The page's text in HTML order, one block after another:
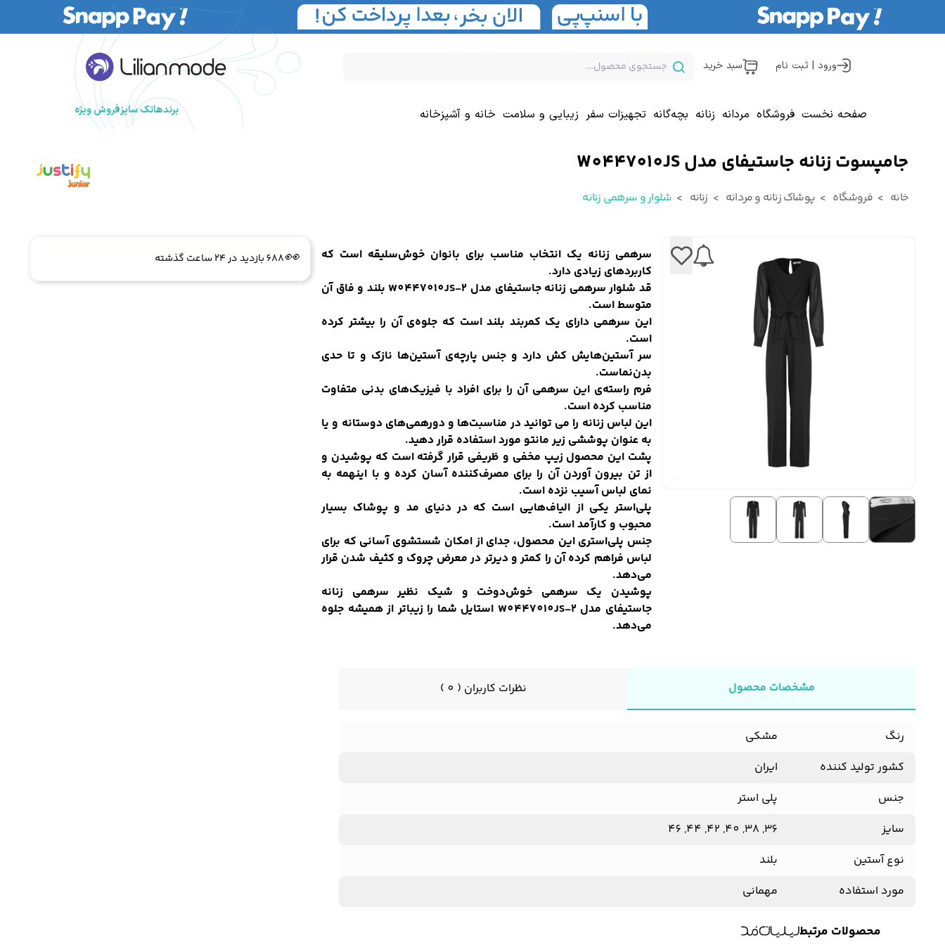
سبد خرید ورود | ثبت نام
صفحه نخست فروشگاه مردانه زنانه بچه‌گانه تجهیزات سفر زیبایی و سلامت خانه و آشپزخانه برندهاتک سایزفروش ویژه
جامپسوت زنانه جاستیفای مدل W0447010JS
خانه فروشگاه پوشاک زنانه و مردانه زنانه شلوار و سرهمی زنانه
سرهمی زنانه یک انتخاب مناسب برای بانوان خوش‌سلیقه است که
کاربردهای زیادی دارد.
قد شلوار سرهمی زنانه جاستیفای مدل W0447010JS-2 بلند و فاق آن
متوسط است.
این سرهمی دارای یک کمربند بلند است که جلوه‌ی آن را بیشتر کرده
است.
سر آستین‌هایش کش دارد و جنس پارچه‌ی آستین‌ها نازک‌ و تا حدی
بدن‌نماست.
فرم راسته‌ی این سرهمی آن را برای افراد با فیزیک‌های بدنی متفاوت
مناسب کرده است.
این لباس زنانه را می توانید در مناسبت‌ها و دورهمی‌های دوستانه و یا
به عنوان پوششی زیر مانتو مورد استفاده قرار دهید.
پشت این محصول زیپ مخفی و ظریفی قرار گرفته است که پوشیدن و
از تن بیرون آوردن آن را برای مصرف‌کننده آسان کرده و با اینهمه به
نمای لباس آسیب نزده است.
پلی‌استر یکی از الیاف‌هایی است که در دنیای مد و پوشاک بسیار
محبوب و کارآمد است.
جنس پلی‌استری این محصول، جدای از امکان شستشوی آسانی که برای
لباس فراهم کرده آن را کمتر و دیرتر در معرض چروک و کثیف شدن قرار
می‌دهد.
پوشیدن یک سرهمی خوش‌دوخت و شیک نظیر سرهمی زنانه
جاستیفای مدل W0447010JS-2 استایل شما را زیباتر از همیشه جلوه
می‌دهد.
👀688 بازدید در ۲۴ ساعت گذشته
مشخصات محصول نظرات کاربران ( 0 )
رنگ
مشکی
کشور تولید کننده
ایران
جنس
پلی استر
سایز
36, 38, 40, 42, 44, 46
نوع آستین
بلند
مورد استفاده
مهمانی
محصولات مرتبط